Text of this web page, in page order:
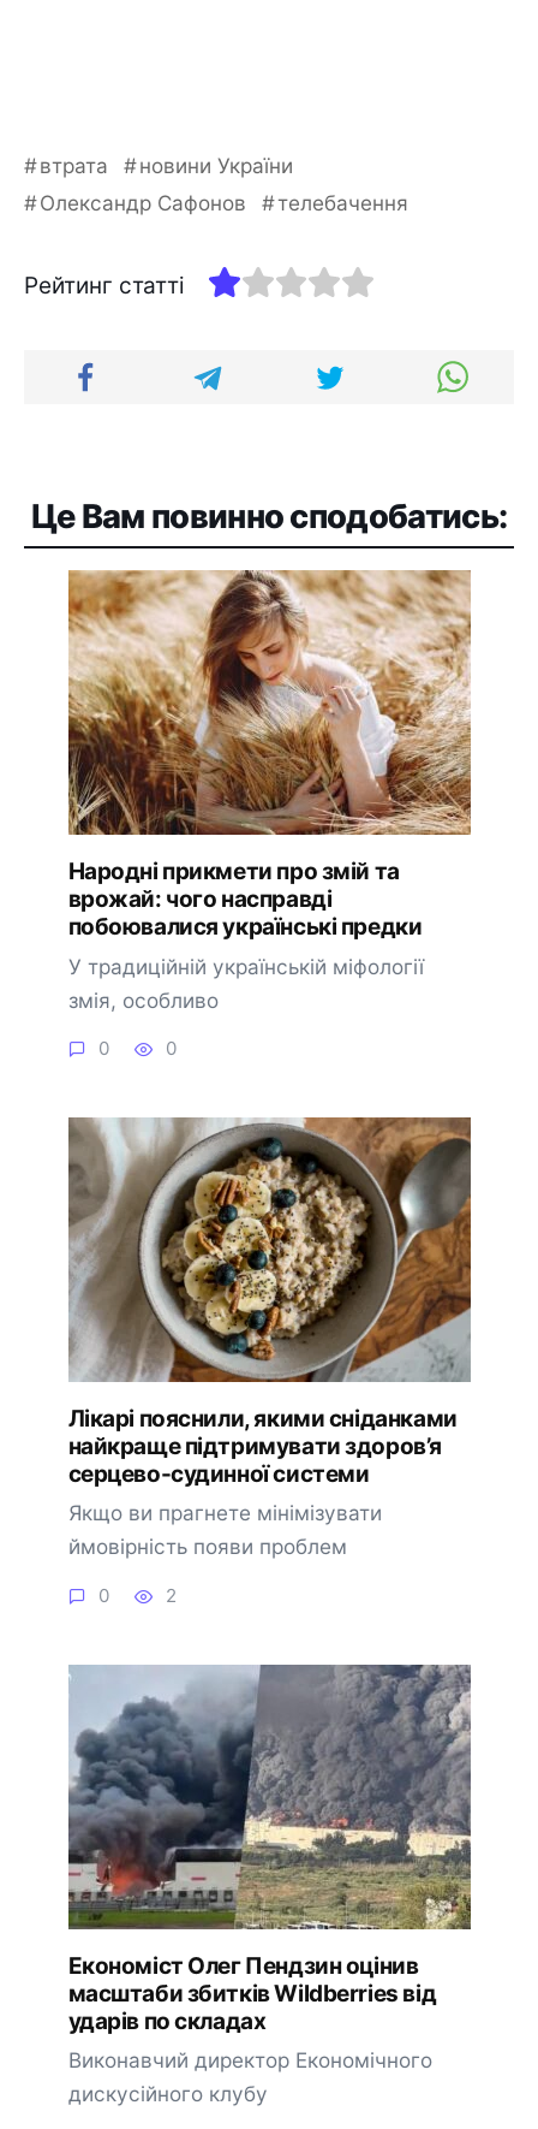
втрата
новини України
Олександр Сафонов
телебачення
Рейтинг статті
Це Вам повинно сподобатись:
Народні прикмети про змій та
врожай: чого насправді
побоювалися українські предки
У традиційній українській міфології
змія, особливо
0 0
Лікарі пояснили, якими сніданками
найкраще підтримувати здоров’я
серцево-судинної системи
Якщо ви прагнете мінімізувати
ймовірність появи проблем
0 2
Економіст Олег Пендзин оцінив
масштаби збитків Wildberries від
ударів по складах
Виконавчий директор Економічного
дискусійного клубу